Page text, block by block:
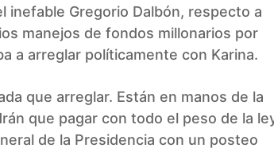
inefable Gregorio Dalbón, respecto a
manejos de fondos millonarios por
a arreglar políticamente con Karina.
que arreglar. Están en manos de la
que pagar con todo el peso de la
de la Presidencia con un posteo